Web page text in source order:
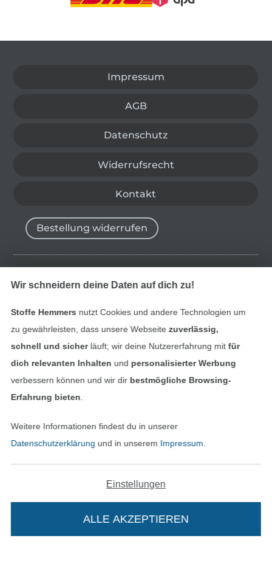
Impressum
AGB
Datenschutz
Widerrufsrecht
Kontakt
Alle Preise inkl. der gesetzl. MwSt.
Die durchgestrichenen Preise entsprechen dem
bisherigen Preis bei Stoffe Hemmers.
Bestellung widerrufen
Finde mehr Inspiration
Deutsch
Nederlands
In den niederländischen
Français
In den
Wir schneidern deine Daten auf dich zu!
Stoffe Hemmers nutzt Cookies und andere Technologien um
zu gewährleisten, dass unsere Webseite zuverlässig,
schnell und sicherläuft; wir deine Nutzererfahrung mitfür
dich relevanten Inhalten und personalisierter Werbung
verbessern können und wir dir bestmögliche Browsing-
Erfahrung bieten
Weitere Informationen findest du in unserer
Datenschutzerklärung und in unserem Impressum
Einstellungen
ALLE AKZEPTIEREN